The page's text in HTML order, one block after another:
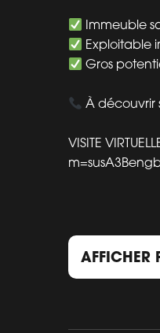
Immeuble
Exploitable
Gros
À découvrir
VISITE
AFFICHER